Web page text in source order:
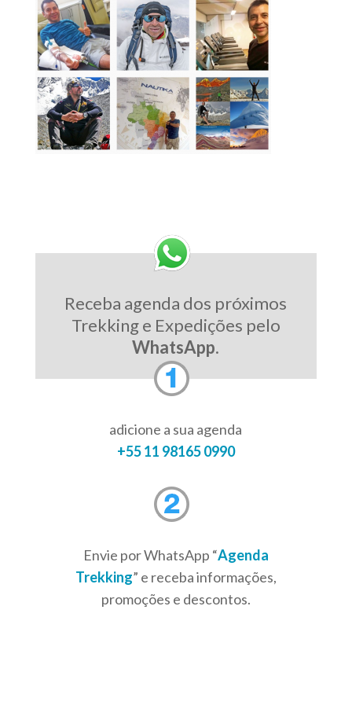
Receba agenda dos próximos
Trekking e Expedições pelo
WhatsApp.
adicione a sua agenda
+55 11 98165 0990
Envie por WhatsApp “Agenda
Trekking” e receba informações,
promoções e descontos.